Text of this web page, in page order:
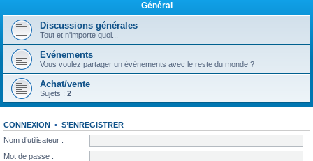
Général
Discussions générales
Tout et n'importe quoi...
Evénements
Vous voulez partager un événements avec le reste du monde ?
Achat/vente
Sujets : 2
CONNEXION • S’ENREGISTRER
Nom d’utilisateur :
Mot de passe :